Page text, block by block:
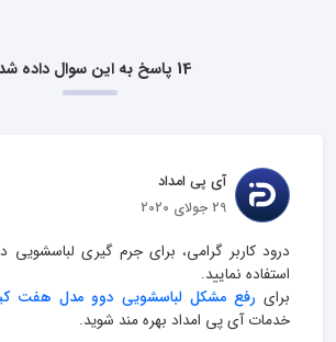
14 پاسخ به این سوال داده شده
آی پی امداد
29 جولای 2020
درود کاربر گرامی، برای جرم گیری لباسشویی
برای رفع مشکل لباسشویی دوو مدل هفت
خدمات آی پی امداد بهره مند شوید.